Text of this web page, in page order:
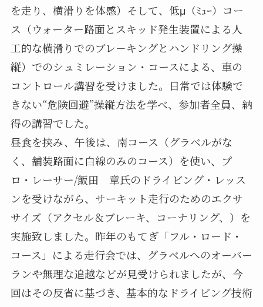
を走り、横滑りを体感）そして、低μ（ﾐｭｰ）コー
ス（ウォーター路面とスキッド発生装置による人
工的な横滑りでのブレ－キングとハンドリング操
縦）でのシュミレーション・コースによる、車の
コントロール講習を受けました。日常では体験で
きない“危険回避”操縦方法を学べ、参加者全員、納
得の講習でした。
昼食を挟み、午後は、南コース（グラベルがな
く、舗装路面に白線のみのコース）を使い、プ
ロ・レーサー/飯田 章氏のドライビング・レッス
ンを受けながら、サーキット走行のためのエクサ
サイズ（アクセル＆ブレーキ、コーナリング、）を
実施致しました。昨年のもてぎ「フル・ロード・
コース」による走行会では、グラベルへのオーバー
ランや無理な追越などが見受けられましたが、今
回はその反省に基づき、基本的なドライビング技術